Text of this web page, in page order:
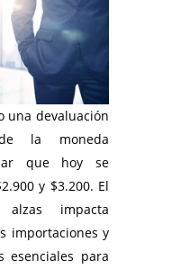
una devaluación
la moneda
que hoy se
y $3.200. El
impacta
importaciones y
esenciales para